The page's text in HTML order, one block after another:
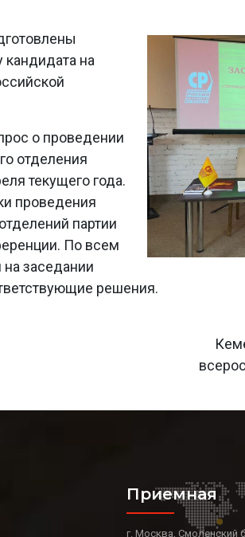
на
о проведении
отделения
текущего года.
проведения
партии
По всем
заседании
решения.
Приемная
г. Москва, Смоленский